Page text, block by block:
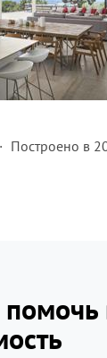
Построено в